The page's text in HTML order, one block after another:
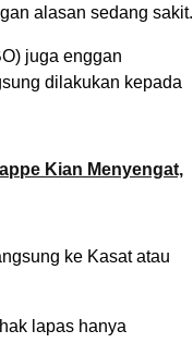
alasan sedang sakit.
juga enggan
dilakukan kepada
Kian Menyengat,
ke Kasat atau
lapas hanya